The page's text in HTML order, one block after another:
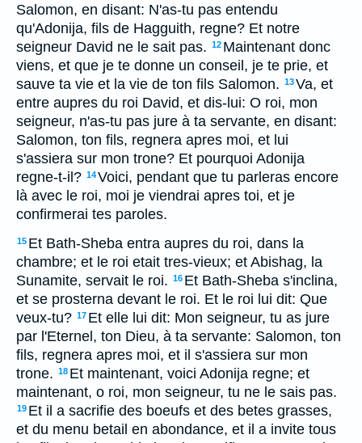
Salomon, en disant: N'as-tu pas entendu
qu'Adonija, fils de Hagguith, regne? Et notre
seigneur David ne le sait pas. 12 Maintenant donc
viens, et que je te donne un conseil, je te prie, et
sauve ta vie et la vie de ton fils Salomon. 13Va, et
entre aupres du roi David, et dis-lui: O roi, mon
seigneur, n'as-tu pas jure à ta servante, en disant:
Salomon, ton fils, regnera apres moi, et lui
s'assiera sur mon trone? Et pourquoi Adonija
regne-t-il? 14Voici, pendant que tu parleras encore
là avec le roi, moi je viendrai apres toi, et je
confirmerai tes paroles.
15 Et Bath-Sheba entra aupres du roi, dans la
chambre; et le roi etait tres-vieux; et Abishag, la
Sunamite, servait le roi. 16 Et Bath-Sheba s'inclina,
et se prosterna devant le roi. Et le roi lui dit: Que
veux-tu? 17 Et elle lui dit: Mon seigneur, tu as jure
par l'Eternel, ton Dieu, à ta servante: Salomon, ton
fils, regnera apres moi, et il s'assiera sur mon
trone. 18 Et maintenant, voici Adonija regne; et
maintenant, o roi, mon seigneur, tu ne le sais pas.
19 Et il a sacrifie des boeufs et des betes grasses,
et du menu betail en abondance, et il a invite tous